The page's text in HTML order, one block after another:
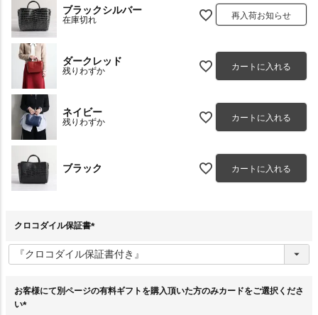
ブラックシルバー
在庫切れ 再入荷お知らせ
ダークレッド
残りわずか カートに入れる
ネイビー
残りわずか カートに入れる
ブラック カートに入れる
クロコダイル保証書
必
須
お客様にて別ページの有料ギフトを購入頂いた方のみカードをご選択くださ
い